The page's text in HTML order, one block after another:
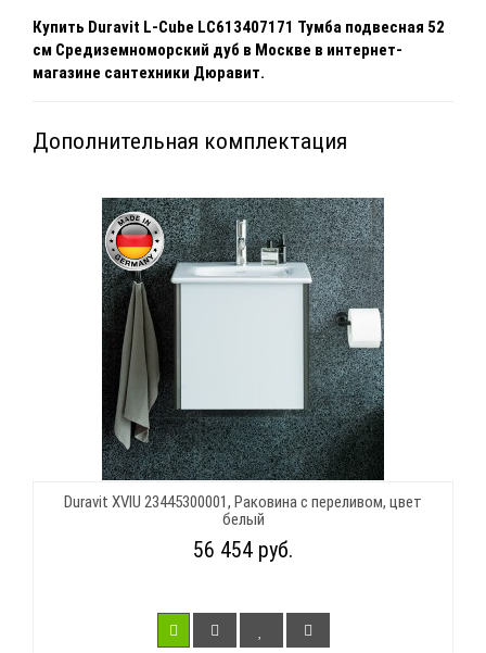
Купить Duravit L-Cube LC613407171 Тумба подвесная 52
см Средиземноморский дуб в Москве в интернет-
магазине сантехники Дюравит.
Дополнительная комплектация
Duravit XVIU 23445300001, Раковина с переливом, цвет
белый
56 454 руб.